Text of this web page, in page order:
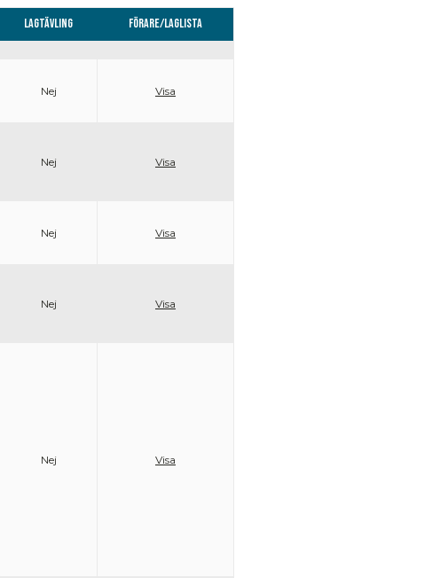
Lagtävling Förare/Laglista
Nej Visa
Nej Visa
Nej Visa
Nej Visa
Nej Visa